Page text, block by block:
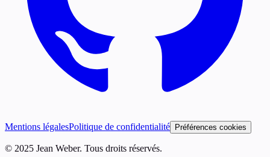
Mentions légalesPolitique de confidentialité Préférences cookies
© 2025 Jean Weber. Tous droits réservés.